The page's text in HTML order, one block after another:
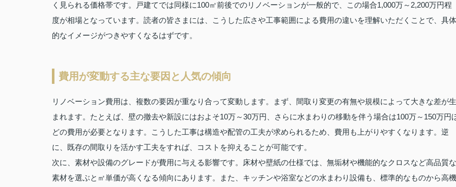
く見られる価格帯です。戸建てでは同様に100㎡前後でのリノベーションが一般的で、この場合1,000万～2,200万円程
度が相場となっています。読者の皆さまには、こうした広さや工事範囲による費用の違いを理解いただくことで、具体
的なイメージがつきやすくなるはずです。
費用が変動する主な要因と人気の傾向
リノベーション費用は、複数の要因が重なり合って変動します。まず、間取り変更の有無や規模によって大きな差が生
まれます。たとえば、壁の撤去や新設にはおよそ10万～30万円、さらに水まわりの移動を伴う場合は100万～150万円
どの費用が必要となります。こうした工事は構造や配管の工夫が求められるため、費用も上がりやすくなります。逆
に、既存の間取りを活かす工夫をすれば、コストを抑えることが可能です。
次に、素材や設備のグレードが費用に与える影響です。床材や壁紙の仕様では、無垢材や機能的なクロスなど高品質な
素材を選ぶと㎡単価が高くなる傾向にあります。また、キッチンや浴室などの水まわり設備も、標準的なものから高機